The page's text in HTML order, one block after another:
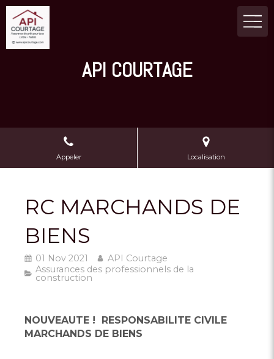
API COURTAGE
Appeler Localisation
RC MARCHANDS DE
BIENS
01 Nov 2021
API Courtage
Assurances des professionnels de la
construction
NOUVEAUTE ! RESPONSABILITE CIVILE
MARCHANDS DE BIENS